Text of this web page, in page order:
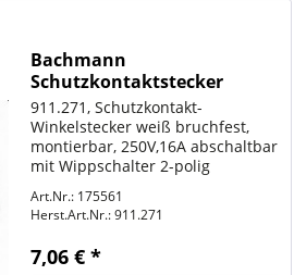
Bachmann
Schutzkontaktstecker
Winkel, mit Schalter, weiß
911.271, Schutzkontakt-
Winkelstecker weiß bruchfest,
montierbar, 250V,16A abschaltbar
mit Wippschalter 2-polig
Art.Nr.: 175561
Herst.Art.Nr.:911.271
7,06 € *